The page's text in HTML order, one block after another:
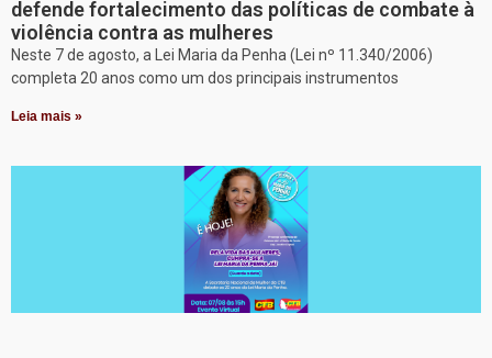
defende fortalecimento das políticas de combate à
violência contra as mulheres
Neste 7 de agosto, a Lei Maria da Penha (Lei nº 11.340/2006)
completa 20 anos como um dos principais instrumentos
Leia mais »